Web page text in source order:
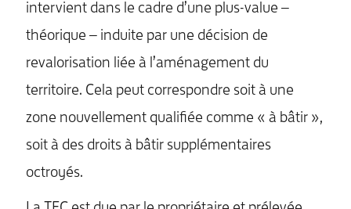
MENU
intervient dans le cadre d’une plus-value –
théorique – induite par une décision de
revalorisation liée à l’aménagement du
territoire. Cela peut correspondre soit à une
zone nouvellement qualifiée comme « à bâtir »,
soit à des droits à bâtir supplémentaires
octroyés.